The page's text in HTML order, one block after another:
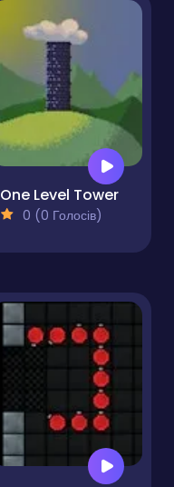
One Level Tower
0 (0 Голосів)